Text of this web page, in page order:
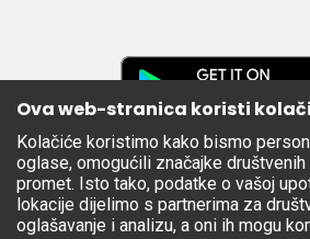
Apple
Store
Ova web-stranica koristi
Kolačiće koristimo kako bismo
oglase, omogućili značajke
promet. Isto tako, podatke o vašoj
lokacije dijelimo s partnerima za
oglašavanje i analizu, a oni ih mogu